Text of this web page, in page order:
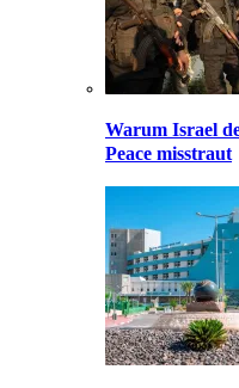
Warum Israel
Peace misstraut